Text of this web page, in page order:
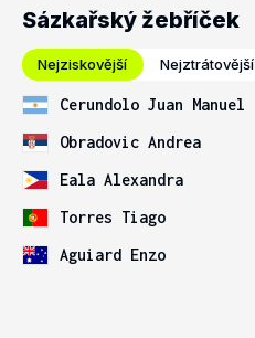
Sázkařský žebříček
Nejziskovější Nejztrátovější
Cerundolo Juan Manuel
Obradovic Andrea
Eala Alexandra
Torres Tiago
Aguiard Enzo